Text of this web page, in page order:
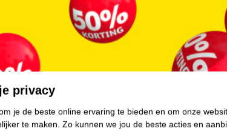
privacy
je de beste online ervaring te bieden en om onze
te maken. Zo kunnen we jou de beste acties en